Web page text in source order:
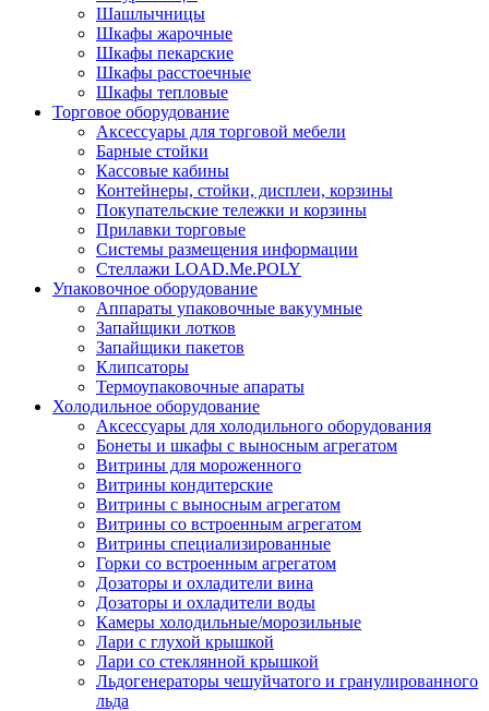
Шашлычницы
Шкафы жарочные
Шкафы пекарские
Шкафы расстоечные
Шкафы тепловые
Торговое оборудование
Аксессуары для торговой мебели
Барные стойки
Кассовые кабины
Контейнеры, стойки, дисплеи, корзины
Покупательские тележки и корзины
Прилавки торговые
Системы размещения информации
Стеллажи LOAD.Me.POLY
Упаковочное оборудование
Аппараты упаковочные вакуумные
Запайщики лотков
Запайщики пакетов
Клипсаторы
Термоупаковочные апараты
Холодильное оборудование
Аксессуары для холодильного оборудования
Бонеты и шкафы с выносным агрегатом
Витрины для мороженного
Витрины кондитерские
Витрины с выносным агрегатом
Витрины со встроенным агрегатом
Витрины специализированные
Горки со встроенным агрегатом
Дозаторы и охладители вина
Дозаторы и охладители воды
Камеры холодильные/морозильные
Лари с глухой крышкой
Лари со стеклянной крышкой
Льдогенераторы чешуйчатого и гранулированного
льда